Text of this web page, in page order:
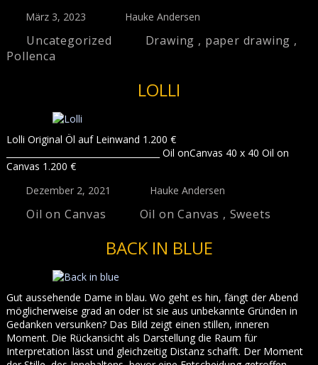
März 3, 2023
Hauke Andersen
Uncategorized Drawing , paper drawing ,
Pollenca
LOLLI
Lolli Original Öl auf Leinwand 1.200 €
____________________________________ Oil onCanvas 40 x 40 Oil on
Canvas 1.200 €
Dezember 2, 2021
Hauke Andersen
Oil on Canvas Oil on Canvas , Sweets
BACK IN BLUE
Gut aussehende Dame in blau. Wo geht es hin, fängt der Abend
möglicherweise grad an oder ist sie aus unbekannte Gründen in
Gedanken versunken? Das Bild zeigt einen stillen, inneren
Moment. Die Rückansicht als Darstellung die Raum für
Interpretation lässt und gleichzeitig Distanz schafft. Der Moment